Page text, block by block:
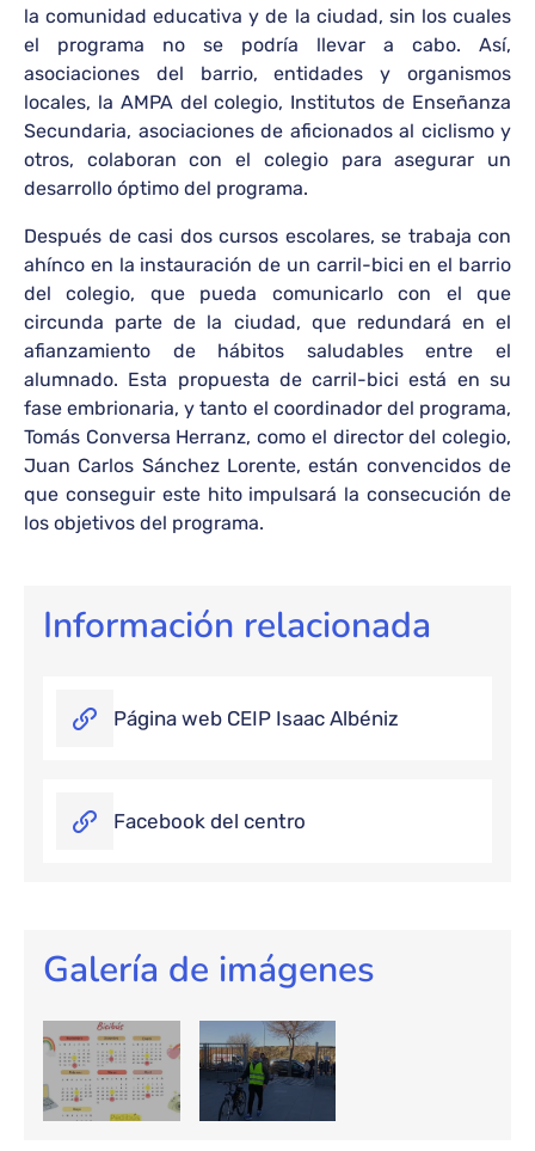
la comunidad educativa y de la ciudad, sin los cuales
el programa no se podría llevar a cabo. Así,
asociaciones del barrio, entidades y organismos
locales, la AMPA del colegio, Institutos de Enseñanza
Secundaria, asociaciones de aficionados al ciclismo y
otros, colaboran con el colegio para asegurar un
desarrollo óptimo del programa.
Después de casi dos cursos escolares, se trabaja con
ahínco en la instauración de un carril-bici en el barrio
del colegio, que pueda comunicarlo con el que
circunda parte de la ciudad, que redundará en el
afianzamiento de hábitos saludables entre el
alumnado. Esta propuesta de carril-bici está en su
fase embrionaria, y tanto el coordinador del programa,
Tomás Conversa Herranz, como el director del colegio,
Juan Carlos Sánchez Lorente, están convencidos de
que conseguir este hito impulsará la consecución de
los objetivos del programa.
Información relacionada
Página web CEIP Isaac Albéniz
Facebook del centro
Galería de imágenes